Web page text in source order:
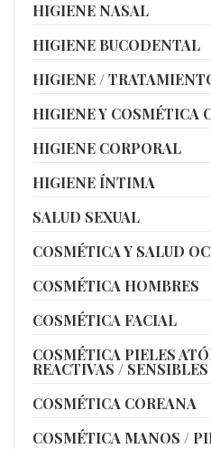
HIGIENE NASAL
HIGIENE BUCODENTAL
HIGIENE /
HIGIENE Y COSMÉTICA
HIGIENE CORPORAL
HIGIENE ÍNTIMA
SALUD SEXUAL
COSMÉTICA Y SALUD
COSMÉTICA HOMBRES
COSMÉTICA FACIAL
COSMÉTICA PIELES
REACTIVAS / SENSIBLES
COSMÉTICA COREANA
COSMÉTICA MANOS /